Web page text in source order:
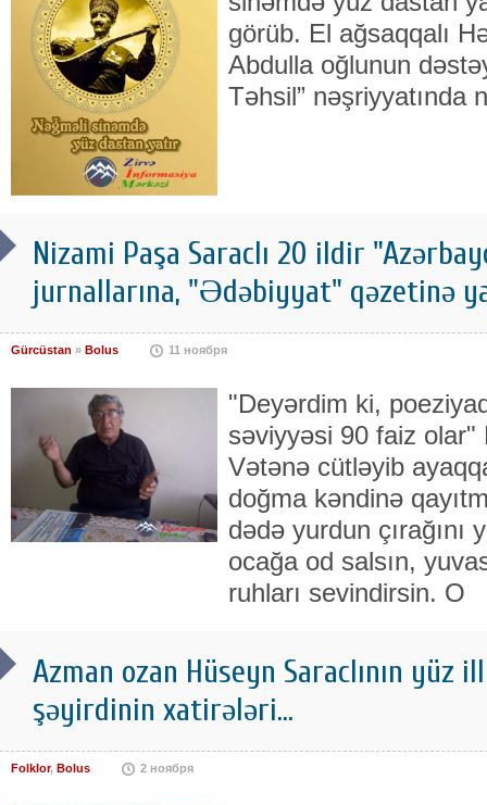
görüb. El ağsaqqalı
Abdulla oğlunun
Təhsil” nəşriyyatında
Nizami Paşa Saraclı 20 ildir
jurnallarına, "Ədəbiyyat" qəzetinə
Gürcüstan » Bolus 11 ноября
"Deyərdim ki,
səviyyəsi 90 faiz olar"
Vətənə cütləyib
doğma kəndinə
dədə yurdun çırağını
ocağa od salsın,
ruhları sevindirsin. O
Az­man ozan Hü­seyn Sa­rac­lı­nın yüz
şə­yir­di­nin xa­ti­rə­lə­ri...
Folklor, Bolus 2 ноября